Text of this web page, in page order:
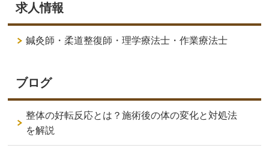
求人情報
鍼灸師・柔道整復師・理学療法士・作業療法士
ブログ
整体の好転反応とは？施術後の体の変化と対処法
を解説